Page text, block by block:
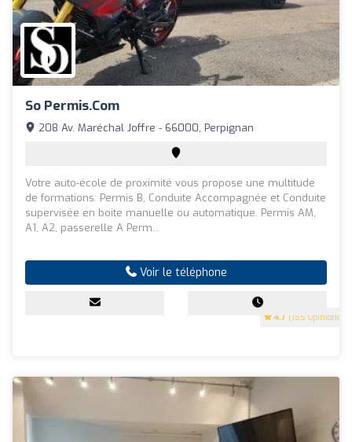
So Permis.com
4.7 (155 Opinions)
208 Av. Maréchal Joffre - 66000, Perpignan
Votre auto-école de proximité vous propose une multitude
de formations: Permis B, Conduite Accompagnée et Conduite
supervisée en boite manuelle ou automatique. Permis AM,
A1, A2, passerelle A Perm...
Voir le téléphone